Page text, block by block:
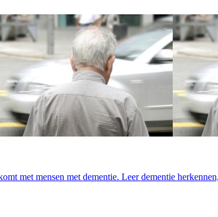
met mensen met dementie. Leer dementie